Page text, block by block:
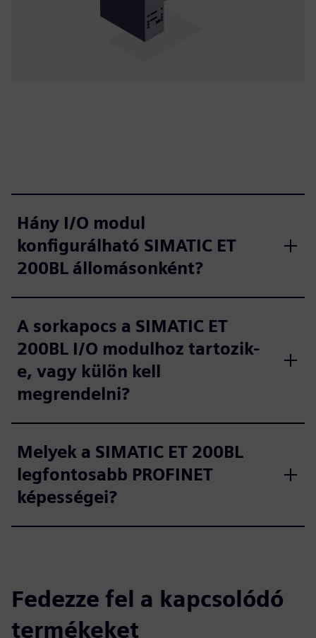
Hány I/O modul
konfigurálható SIMATIC ET
200BL állomásonként?
A sorkapocs a SIMATIC ET
200BL I/O modulhoz tartozik-
e, vagy külön kell
megrendelni?
Melyek a SIMATIC ET 200BL
legfontosabb PROFINET
képességei?
Fedezze fel a kapcsolódó
termékeket